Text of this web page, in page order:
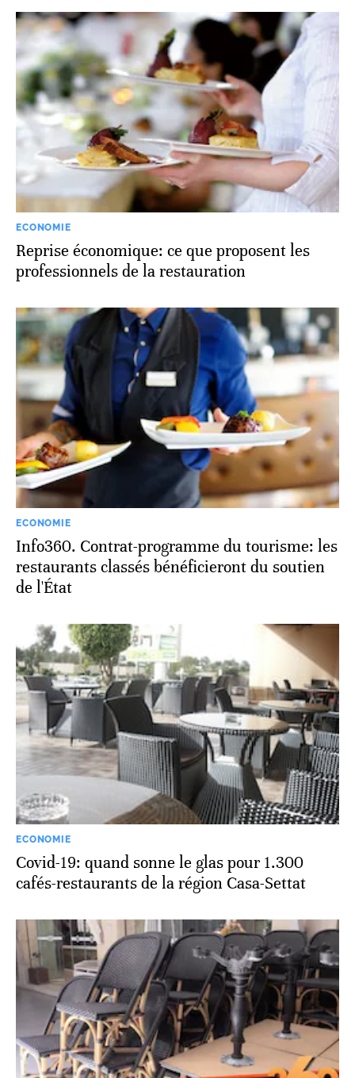
ECONOMIE
Reprise économique: ce que proposent les
professionnels de la restauration
ECONOMIE
Info360. Contrat-programme du tourisme: les
restaurants classés bénéficieront du soutien
de l'État
ECONOMIE
Covid-19: quand sonne le glas pour 1.300
cafés-restaurants de la région Casa-Settat